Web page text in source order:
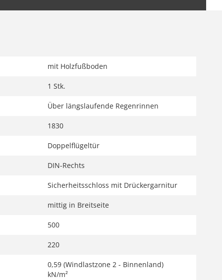
mit Holzfußboden
1 Stk.
Über längslaufende Regenrinnen
1830
Doppelflügeltür
DIN-Rechts
Sicherheitsschloss mit Drückergarnitur
mittig in Breitseite
500
220
0,59 (Windlastzone 2 - Binnenland)
kN/m²